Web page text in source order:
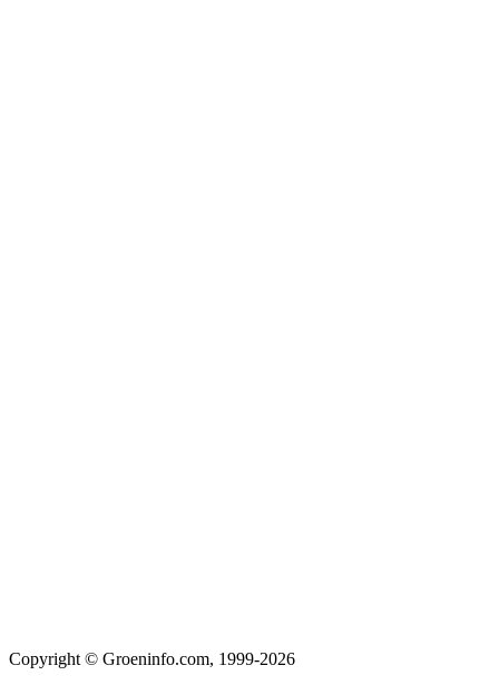
Copyright © Groeninfo.com, 1999-2026